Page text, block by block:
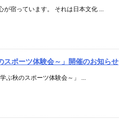
宿っています。 それは日本文化 ...
スポーツ体験会～」開催のお知らせ
ぶ秋のスポーツ体験会～」 ...